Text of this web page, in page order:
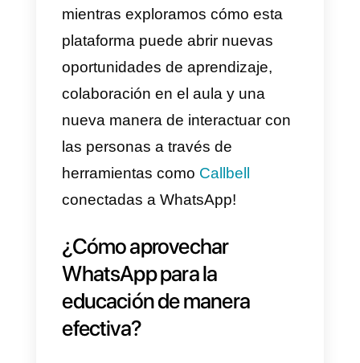
estudiantes puedan realizar sus
consultas y las plataformas de
cursos y formación online han
ideado estrategias de marketing
basadas en esta red social. Un
ejemplo muy interesante de esto
que ha logrado vender
más contactando a sus
estudiantes mediante WhatsApp
y usando promociones flash.